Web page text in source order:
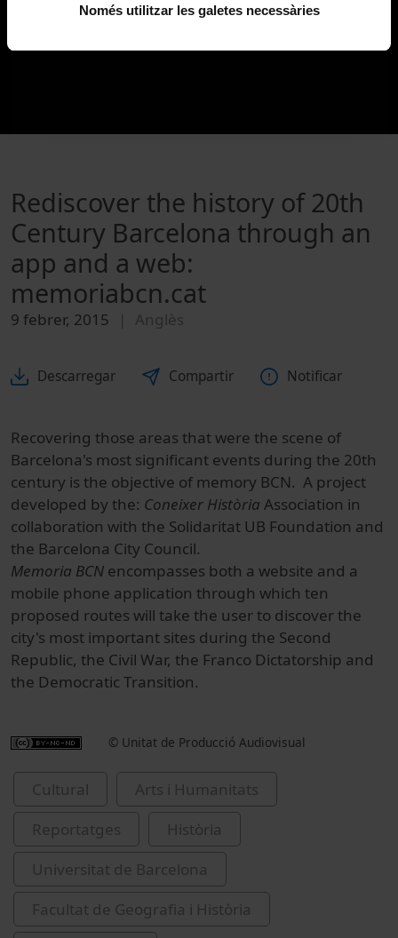
Només utilitzar les galetes necessàries
Rediscover the history of 20th
Century Barcelona through an
app and a web:
memoriabcn.cat
9 febrer, 2015 Anglès
Descarregar Compartir Notificar
Recovering those areas thatwere the scene of
Barcelona's most significant events during the 20th
century is the objective of memory BCN. A project
developed by the: Coneixer Història Association in
collaboration with the Solidaritat UB Foundation and
the Barcelona City Council.
Memoria BCN encompasses both a website and a
mobile phone application through which ten
proposed routes will take the user to discover the
city's most important sites during the Second
Republic, the Civil War, the Franco Dictatorship and
the Democratic Transition.
© Unitat de Producció Audiovisual
Cultural
Arts i Humanitats
Reportatges
Història
Universitat de Barcelona
Facultat de Geografia i Història